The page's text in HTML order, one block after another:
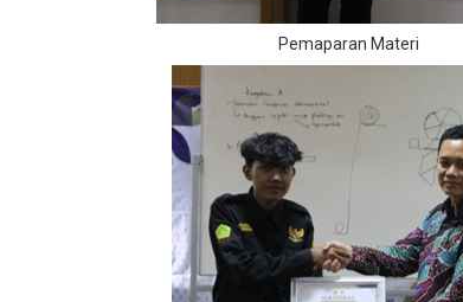
Pemaparan Materi